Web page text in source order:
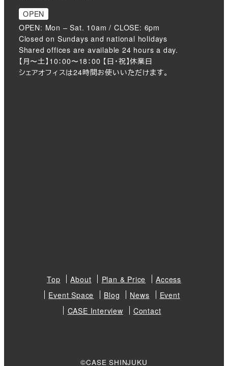
OPEN
OPEN: Mon – Sat. 10am / CLOSE: 6pm
Closed on Sundays and national holidays
Shared offices are available 24 hours a day.
【月〜土】10：00〜18：00 【日・祝】休業日
シェアオフィスは24時間お使いいただけます。
Top About Plan & Price
Access
Event Space
Blog News
Event
CASE Interview
Contact
©CASE SHINJUKU